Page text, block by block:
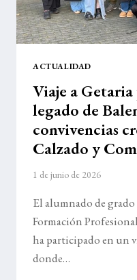
ACTUALIDAD
Viaje a
legado de
convivencias
Calzado y
1 de junio de 2026
El alumnado de
Formación
ha participado en un
donde…